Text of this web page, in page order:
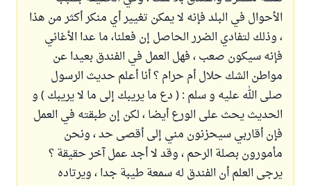
الأحوال في البلد فإنه لا يمكن تغيير أي منكر أكثر من هذا
، وذلك لتفادي الضرر الحاصل إن فعلنا، ما عدا الأغاني
فإنه سيكون صعب ، فهل العمل في الفندق بعيدا عن
مواطن الشك حلال أم حرام ؟ أنا أعلم حديث الرسول
صلى الله عليه و سلم : ( دع ما يريبك إلى ما لا يريبك ) و
الحديث يحث على الورع أيضا ، لكن إن طبقته في العمل
فإن أقاربي سيحزنون مني إلى أقصى حد ، ونحن
مأمورون بصلة الرحم ، وقد لا أجد عمل آخر حقيقة ؟
يرجى العلم أن الفندق له سمعة طيبة جدا ، ويرتاده